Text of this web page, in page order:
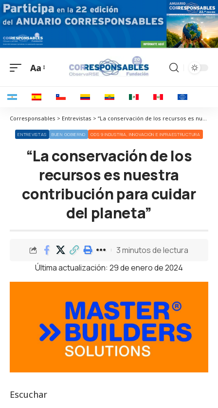
Aa
Corresponsables > Entrevistas > “La conservación de los recursos es nuestra contribución para cuidar del planeta”
ENTREVISTAS BUEN GOBIERNO ODS 9 INDUSTRIA, INNOVACIÓN E INFRAESTRUCTURA
“La conservación de los
recursos es nuestra
contribución para cuidar
del planeta”
Última actualización: 29 de enero de 2024
3 minutos de lectura
Escuchar